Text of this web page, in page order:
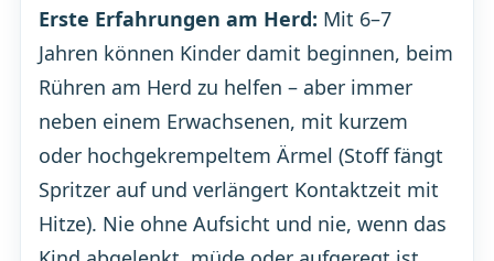
Erste Erfahrungen am Herd: Mit 6–7
Jahren können Kinder damit beginnen, beim
Rühren am Herd zu helfen – aber immer
neben einem Erwachsenen, mit kurzem
oder hochgekrempeltem Ärmel (Stoff fängt
Spritzer auf und verlängert Kontaktzeit mit
Hitze). Nie ohne Aufsicht und nie, wenn das